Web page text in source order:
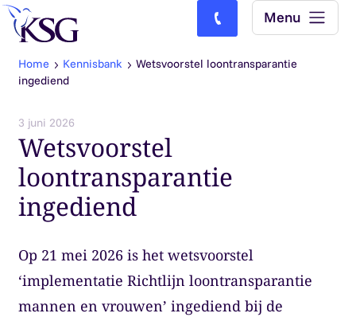
Skip to content
Bel ons: (0)77-4740000
Menu
Home Kennisbank
Wetsvoorstel loontransparantie
ingediend
3 juni 2026
Wetsvoorstel
loontransparantie
ingediend
Op 21 mei 2026 is het wetsvoorstel
‘implementatie Richtlijn loontransparantie
mannen en vrouwen’ ingediend bij de